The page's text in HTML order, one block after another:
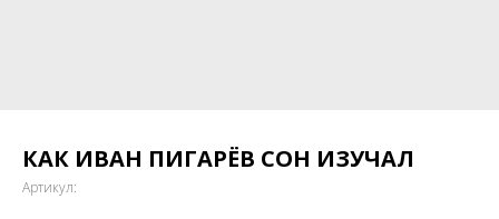
КАК ИВАН ПИГАРЁВ СОН ИЗУЧАЛ
Артикул: